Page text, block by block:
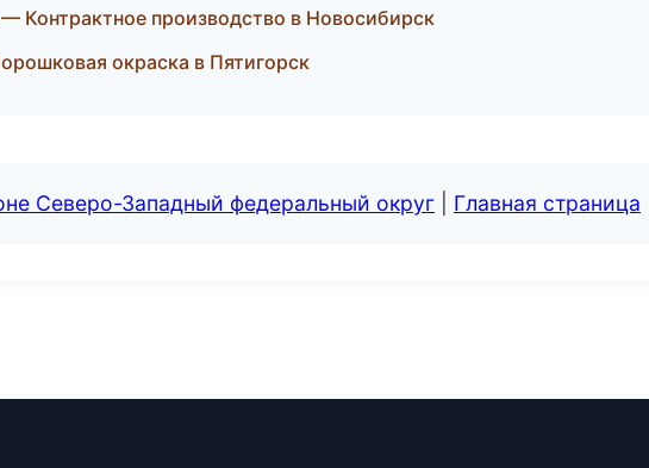
Контрактное производство в Новосибирск
окраска в Пятигорск
Северо-Западный федеральный округ Главная страница